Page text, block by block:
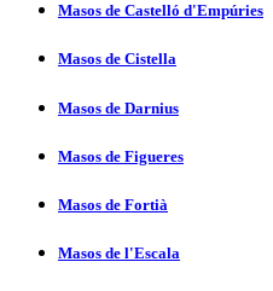
Masos de Castelló d'Empúries
Masos de Cistella
Masos de Darnius
Masos de Figueres
Masos de Fortià
Masos de l'Escala